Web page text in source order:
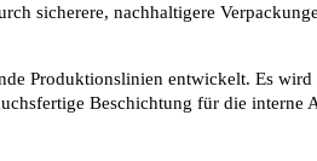
sicherere, nachhaltigere
Produktionslinien entwickelt. Es
Beschichtung für die